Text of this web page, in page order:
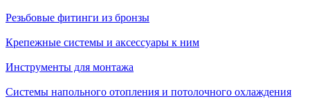
Резьбовые фитинги из бронзы
Крепежные системы и аксессуары к ним
Инструменты для монтажа
Системы напольного отопления и потолочного охлаждения